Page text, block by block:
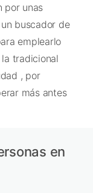
por unas
buscador de
emplearlo
tradicional
, por
más antes
en